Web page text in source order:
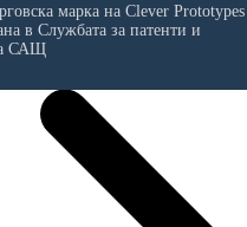
марка на Clever
в Службата за патенти и
САЩ